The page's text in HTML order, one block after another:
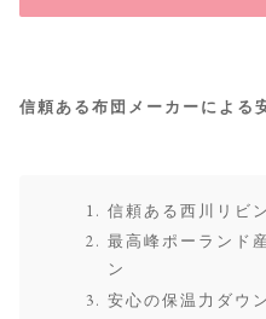
信頼ある布団メーカーによる
信頼ある西川リビ
最高峰ポーランド
ン
安心の保温力ダウ